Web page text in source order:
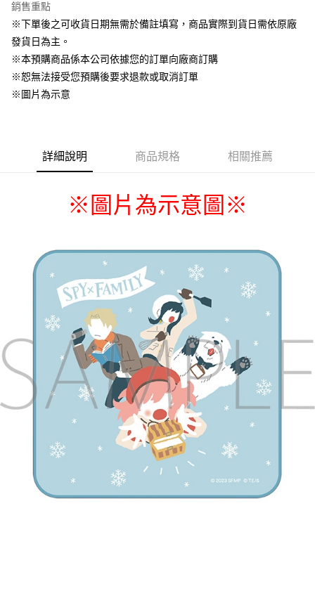
運送方式
全家取貨付款
每筆NT$65，滿NT$1,300(含以上)免運費
付款後全家取貨
每筆NT$65，滿NT$1,300(含以上)免運費
7-11取貨付款
付款後7-11取貨
宅配-木棉花樂園專用
每筆NT$100，滿NT$1,300(含以上)免運費
宅配-離島(澎湖/金門/馬祖)-木棉花樂園專用
每筆NT$220
黑貓宅配-貨到付款
每筆NT$150
銷售重點
※下單後之可收貨日期無需於備註填寫，商品實際到貨日需依原廠
發貨日為主。
※本預購商品係本公司依據您的訂單向廠商訂購
※恕無法接受您預購後要求退款或取消訂單
※圖片為示意
詳細說明 商品規格 相關推薦
※ 圖片為示意圖 ※